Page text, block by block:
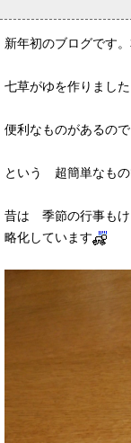
新年初のブログです
七草がゆを作りました
便利なものがあるの
という 超簡単なもの
昔は 季節の行事もけ
略化しています